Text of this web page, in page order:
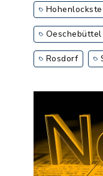
Oeschebüttel
Rosdorf